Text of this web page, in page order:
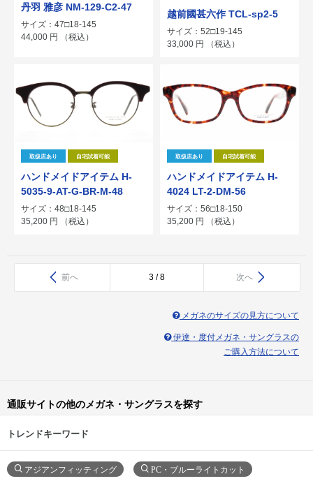
丹羽 雅彦 NM-129-C2-47
サイズ：47□18-145
44,000 円 （税込）
越前國甚六作 TCL-sp2-5
サイズ：52□19-145
33,000 円 （税込）
取扱店あり 自宅試着可能
ハンドメイドアイテム H-
5035-9-AT-G-BR-M-48
サイズ：48□18-145
35,200 円 （税込）
取扱店あり 自宅試着可能
ハンドメイドアイテム H-
4024 LT-2-DM-56
サイズ：56□18-150
35,200 円 （税込）
前へ 3 / 8 次へ
メガネのサイズの見方について
伊達・度付メガネ・サングラスの
ご購入方法について
通販サイトの他のメガネ・サングラスを探す
トレンドキーワード
アジアンフィッティング PC・ブルーライトカット